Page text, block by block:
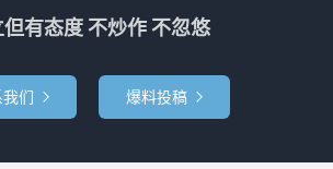
但有态度 不炒作 不忽悠
们  爆料投稿 